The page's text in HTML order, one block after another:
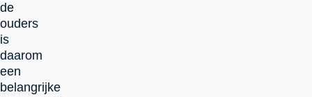
de
ouders
is
daarom
een
belangrijke